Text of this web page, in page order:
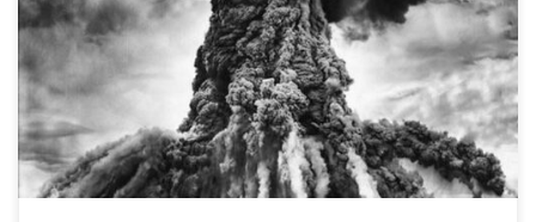
On the Eve of DestructionBy Alice Childs, 22.5.2019,
suom. SK Ellei ole pannut päätänsä pensaaseen todella
syvälle, niin on täysin […]